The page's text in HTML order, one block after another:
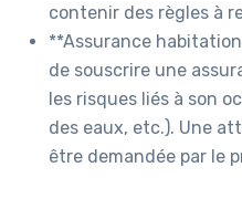
contenir des règles à
**Assurance
de souscrire une
les risques liés à son
des eaux, etc.). Une
être demandée par le